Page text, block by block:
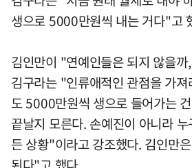
생으로 5000만원씩 내는 거다"고
김인만이 "연예인들은 되지 않을
김구라는 "인류애적인 관점을 가
도 5000만원씩 생으로 들어가는
끝날지 모른다. 손예진이 아니라
든 상황"이라고 강조했다. 김인만